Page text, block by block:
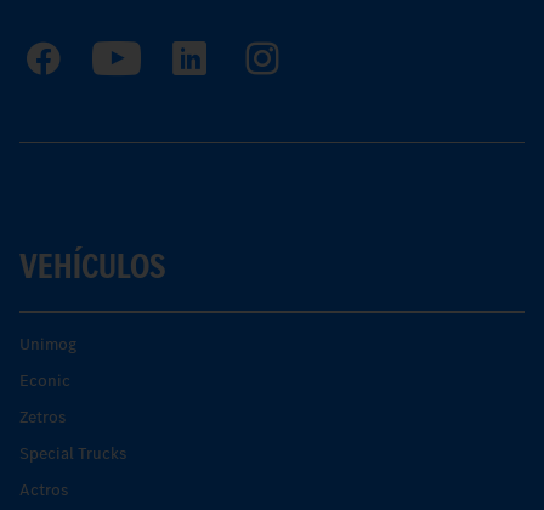
VEHÍCULOS
Unimog
Econic
Zetros
Special Trucks
Actros